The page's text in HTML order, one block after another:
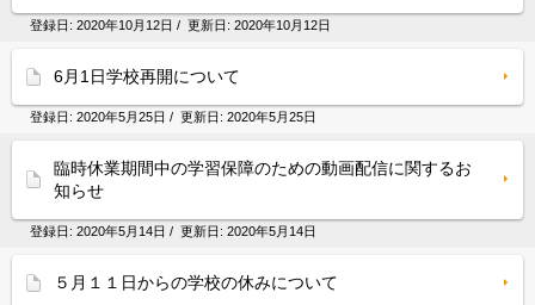
登録日: 2020年10月12日 / 更新日: 2020年10月12日
6月1日学校再開について
登録日: 2020年5月25日 / 更新日: 2020年5月25日
臨時休業期間中の学習保障のための動画配信に関するお
知らせ
登録日: 2020年5月14日 / 更新日: 2020年5月14日
５月１１日からの学校の休みについて